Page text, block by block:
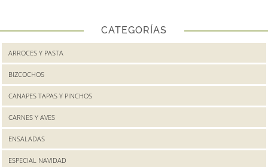
CATEGORÍAS
ARROCES Y PASTA
BIZCOCHOS
CANAPES TAPAS Y PINCHOS
CARNES Y AVES
ENSALADAS
ESPECIAL NAVIDAD